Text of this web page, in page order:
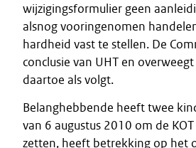
wijzigingsformulier geen
alsnog vooringenomen
hardheid vast te stellen. De
conclusie van UHT en overweegt
daartoe als volgt.
Belanghebbende heeft twee
van 6 augustus 2010 om de
zetten, heeft betrekking op het